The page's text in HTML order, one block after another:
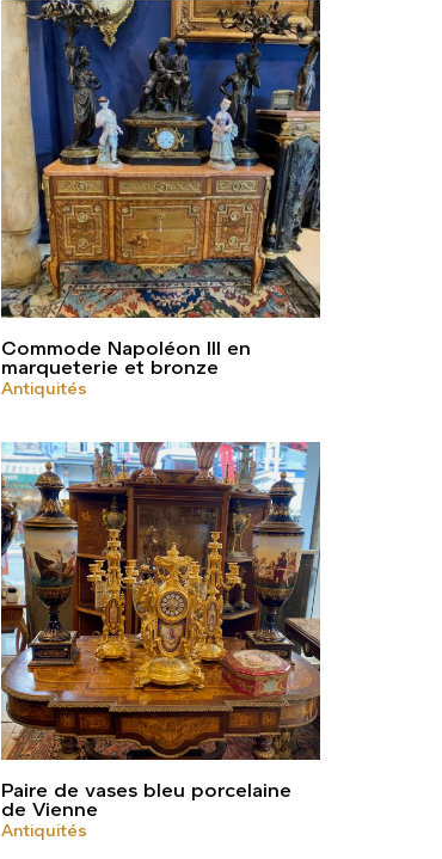
Commode Napoléon III en
marqueterie et bronze
Antiquités
Paire de vases bleu porcelaine
de Vienne
Antiquités